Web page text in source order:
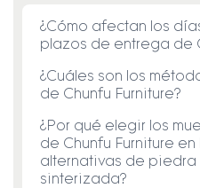
¿Cómo afectan los
plazos de entrega de
¿Cuáles son los
de Chunfu Furniture?
¿Por qué elegir los
de Chunfu Furniture
alternativas de
sinterizada?